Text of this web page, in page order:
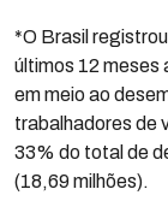
*O Brasil
últimos 12 meses
em meio ao
trabalhadores de
33% do total de
(18,69 milhões).